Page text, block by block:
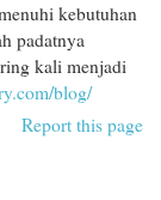
kebutuhan
padatnya
kali menjadi
blog/
Report this page